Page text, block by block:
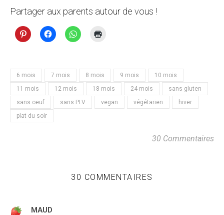
Partager aux parents autour de vous !
6 mois 7 mois 8 mois 9 mois
10 mois
11 mois
12 mois 18 mois 24 mois
sans gluten
sans oeuf
sans PLV vegan végétarien
hiver
plat du soir
30 Commentaires
30 COMMENTAIRES
MAUD